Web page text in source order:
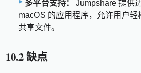
多平台支持：
Jumpshare 提供
macOS 的应用程序，允许用户轻
共享文件。
10.2 缺点